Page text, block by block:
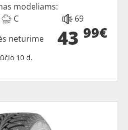
modeliams:
C 69
43 99€
neturime
10 d.